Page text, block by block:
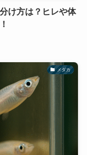
け方は？ヒレや体
メダカ